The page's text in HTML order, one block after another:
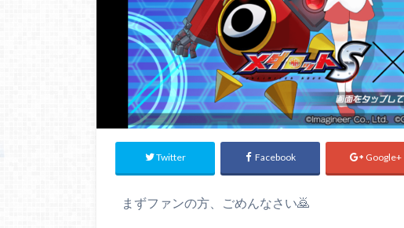
Twitter Facebook Google+
まずファンの方、ごめんなさい🙇